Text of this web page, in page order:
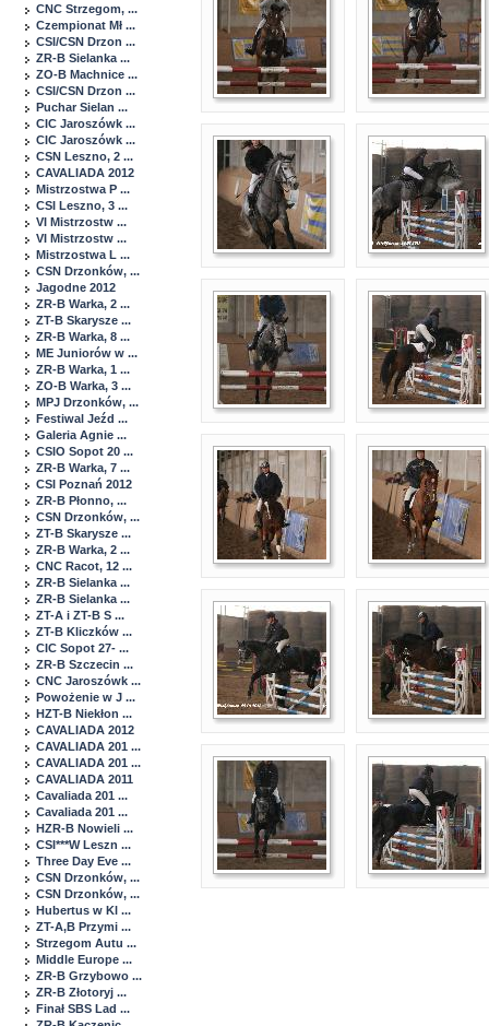
CNC Strzegom, ...
Czempionat Mł ...
CSI/CSN Drzon ...
ZR-B Sielanka ...
ZO-B Machnice ...
CSI/CSN Drzon ...
Puchar Sielan ...
CIC Jaroszówk ...
CIC Jaroszówk ...
CSN Leszno, 2 ...
CAVALIADA 2012
Mistrzostwa P ...
CSI Leszno, 3 ...
VI Mistrzostw ...
VI Mistrzostw ...
Mistrzostwa L ...
CSN Drzonków, ...
Jagodne 2012
ZR-B Warka, 2 ...
ZT-B Skarysze ...
ZR-B Warka, 8 ...
ME Juniorów w ...
ZR-B Warka, 1 ...
ZO-B Warka, 3 ...
MPJ Drzonków, ...
Festiwal Jeźd ...
Galeria Agnie ...
CSIO Sopot 20 ...
ZR-B Warka, 7 ...
CSI Poznań 2012
ZR-B Płonno, ...
CSN Drzonków, ...
ZT-B Skarysze ...
ZR-B Warka, 2 ...
CNC Racot, 12 ...
ZR-B Sielanka ...
ZR-B Sielanka ...
ZT-A i ZT-B S ...
ZT-B Kliczków ...
CIC Sopot 27- ...
ZR-B Szczecin ...
CNC Jaroszówk ...
Powożenie w J ...
HZT-B Niekłon ...
CAVALIADA 2012
CAVALIADA 201 ...
CAVALIADA 201 ...
CAVALIADA 2011
Cavaliada 201 ...
Cavaliada 201 ...
HZR-B Nowieli ...
CSI***W Leszn ...
Three Day Eve ...
CSN Drzonków, ...
CSN Drzonków, ...
Hubertus w Kl ...
ZT-A,B Przymi ...
Strzegom Autu ...
Middle Europe ...
ZR-B Grzybowo ...
ZR-B Złotoryj ...
Finał SBS Lad ...